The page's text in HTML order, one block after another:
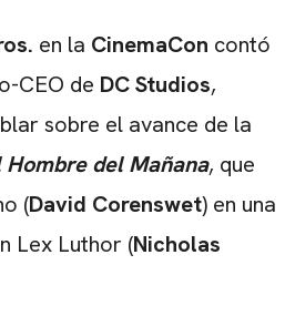
en la CinemaCon contó
CEO de DC Studios,
sobre el avance de la
Hombre del Mañana, que
(David Corenswet) en una
Lex Luthor (Nicholas